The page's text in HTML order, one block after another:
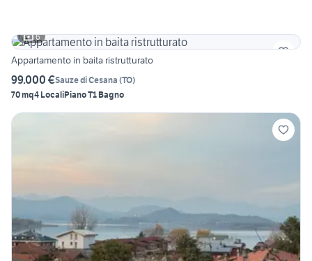
6
Appartamento in baita ristrutturato
99.000 €Sauze di Cesana (TO)
70 mq4 LocaliPiano T1 Bagno